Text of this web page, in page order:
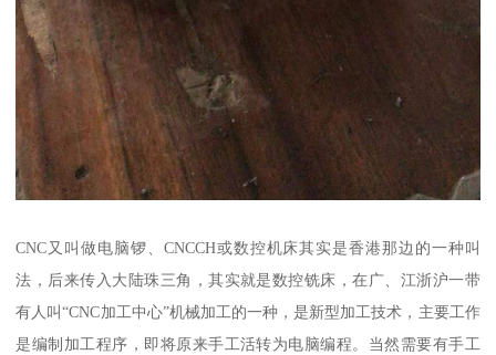
CNC又叫做电脑锣、CNCCH或数控机床其实是香港那边的一种叫
法，后来传入大陆珠三角，其实就是数控铣床，在广、江浙沪一带
有人叫“CNC加工中心”机械加工的一种，是新型加工技术，主要工作
是编制加工程序，即将原来手工活转为电脑编程。当然需要有手工